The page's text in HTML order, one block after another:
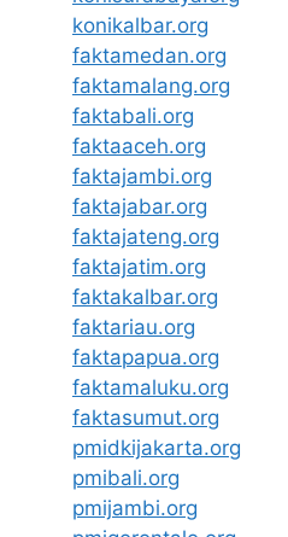
konikalbar.org
faktamedan.org
faktamalang.org
faktabali.org
faktaaceh.org
faktajambi.org
faktajabar.org
faktajateng.org
faktajatim.org
faktakalbar.org
faktariau.org
faktapapua.org
faktamaluku.org
faktasumut.org
pmidkijakarta.org
pmibali.org
pmijambi.org